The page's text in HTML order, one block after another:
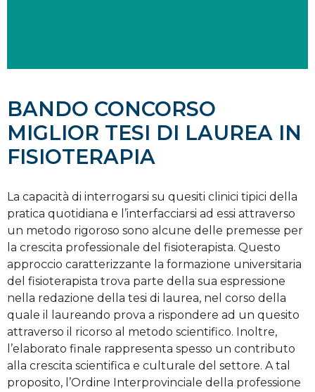
BANDO CONCORSO
MIGLIOR TESI DI LAUREA IN
FISIOTERAPIA
La capacità di interrogarsi su quesiti clinici tipici della
pratica quotidiana e l’interfacciarsi ad essi attraverso
un metodo rigoroso sono alcune delle premesse per
la crescita professionale del fisioterapista. Questo
approccio caratterizzante la formazione universitaria
del fisioterapista trova parte della sua espressione
nella redazione della tesi di laurea, nel corso della
quale il laureando prova a rispondere ad un quesito
attraverso il ricorso al metodo scientifico. Inoltre,
l’elaborato finale rappresenta spesso un contributo
alla crescita scientifica e culturale del settore. A tal
proposito, l’Ordine Interprovinciale della professione